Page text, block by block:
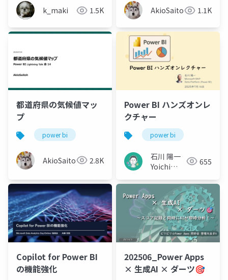
k_maki 1.5K AkioSaitoh 1.1K
都道府県の気候値マッ
プ
power bi
AkioSaitoh 2.8K
Power BI ハンズオンレ
クチャー
power bi
石川 陽一
Yoichi
655
Copilot for Power BI
の機能強化
202506_Power Apps
× 生成AI × ダーツ🎯